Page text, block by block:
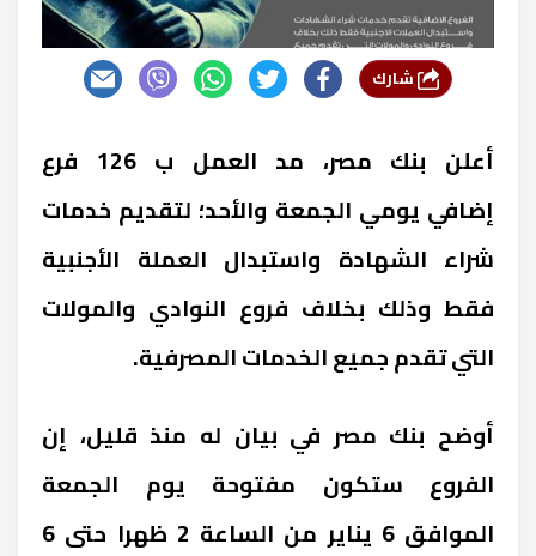
أعلن بنك مصر، مد العمل ب 126 فرع
إضافي يومي الجمعة والأحد؛ لتقديم خدمات
شراء الشهادة واستبدال العملة الأجنبية
فقط وذلك بخلاف فروع النوادي والمولات
التي تقدم جميع الخدمات المصرفية.
أوضح بنك مصر في بيان له منذ قليل، إن
الفروع ستكون مفتوحة يوم الجمعة
الموافق 6 يناير من الساعة 2 ظهرا حتى 6